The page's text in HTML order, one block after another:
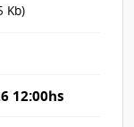
Kb)
12:00hs